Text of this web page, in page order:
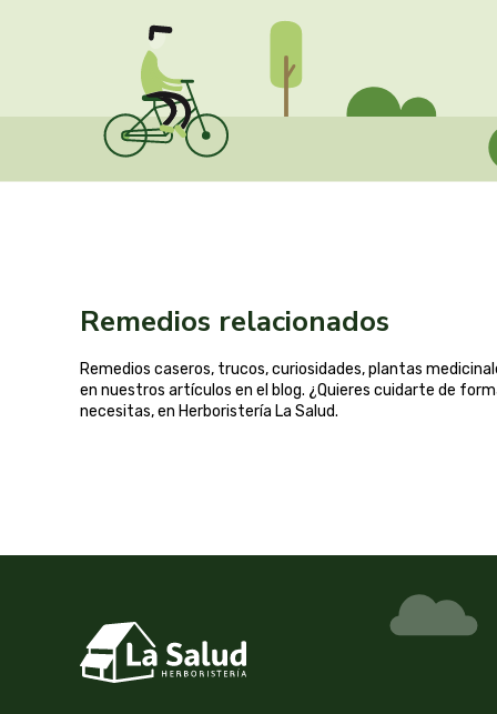
Remedios relacionados
Remedios caseros, trucos, curiosidades, plantas
en nuestros artículos en el blog. ¿Quieres cuidarte de
necesitas, en Herboristería La Salud.